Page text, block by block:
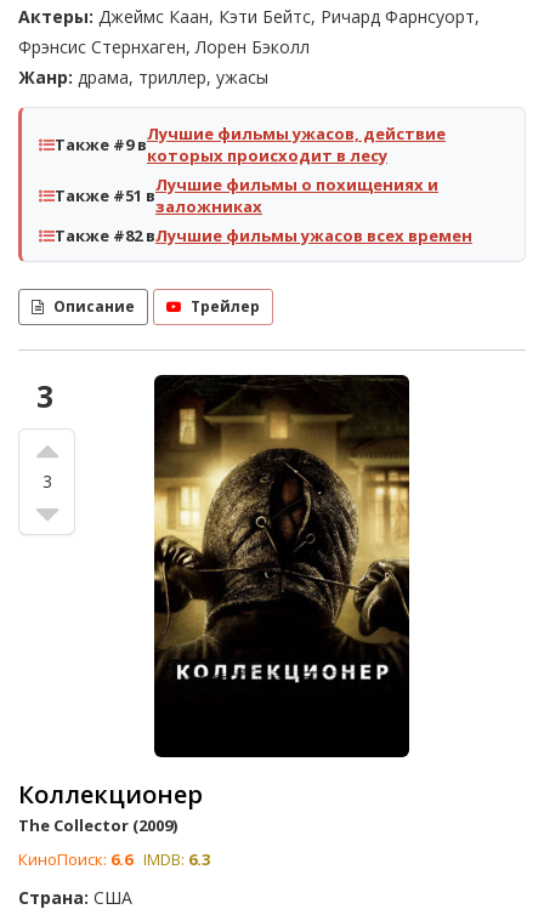
Актеры: Джеймс Каан, Кэти Бейтс, Ричард Фарнсуорт,
Фрэнсис Стернхаген, Лорен Бэколл
Жанр: драма, триллер, ужасы
Также #9 вЛучшие фильмы ужасов, действие
которых происходит в лесу
Также #51 вЛучшие фильмы о похищениях и
заложниках
Также #82 вЛучшие фильмы ужасов всех времен
Описание Трейлер
3
3
Коллекционер
The Collector (2009)
КиноПоиск: 6.6 IMDB: 6.3
Страна: США